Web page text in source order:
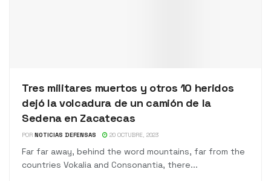
Tres militares muertos y otros 10 heridos
dejó la volcadura de un camión de la
Sedena en Zacatecas
POR NOTICIAS DEFENSAS 20 OCTUBRE, 2023
Far far away, behind the word mountains, far from the
countries Vokalia and Consonantia, there...